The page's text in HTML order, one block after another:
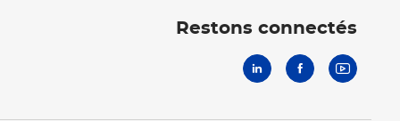
Restons connectés